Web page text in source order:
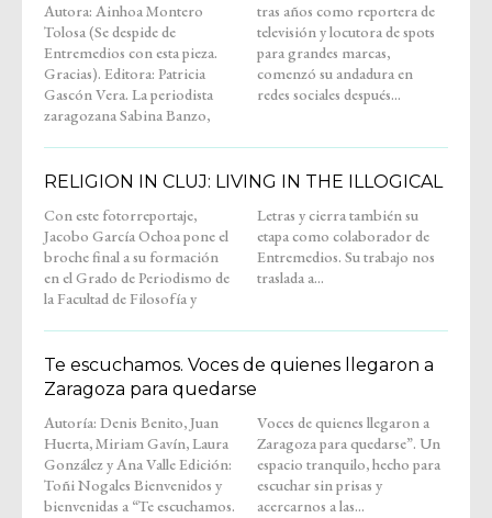
Autora: Ainhoa Montero
Tolosa (Se despide de
Entremedios con esta pieza.
Gracias). Editora: Patricia
Gascón Vera. La periodista
zaragozana Sabina Banzo,
tras años como reportera de
televisión y locutora de spots
para grandes marcas,
comenzó su andadura en
redes sociales después...
RELIGION IN CLUJ: LIVING IN THE ILLOGICAL
Con este fotorreportaje,
Jacobo García Ochoa pone el
broche final a su formación
en el Grado de Periodismo de
la Facultad de Filosofía y
Letras y cierra también su
etapa como colaborador de
Entremedios. Su trabajo nos
traslada a...
Te escuchamos. Voces de quienes llegaron a
Zaragoza para quedarse
Autoría: Denis Benito, Juan
Huerta, Miriam Gavín, Laura
González y Ana Valle Edición:
Toñi Nogales Bienvenidos y
bienvenidas a “Te escuchamos.
Voces de quienes llegaron a
Zaragoza para quedarse”. Un
espacio tranquilo, hecho para
escuchar sin prisas y
acercarnos a las...